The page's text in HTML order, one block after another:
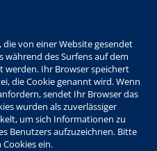
von einer Website gesendet
des Surfens auf dem
werden. Ihr Browser speichert
die Cookie genannt wird. Wenn
sendet Ihr Browser das
wurden als zuverlässiger
um sich Informationen zu
Benutzers aufzuzeichnen. Bitte
ein.
Warenkorb Login
Kontakt Sitemap